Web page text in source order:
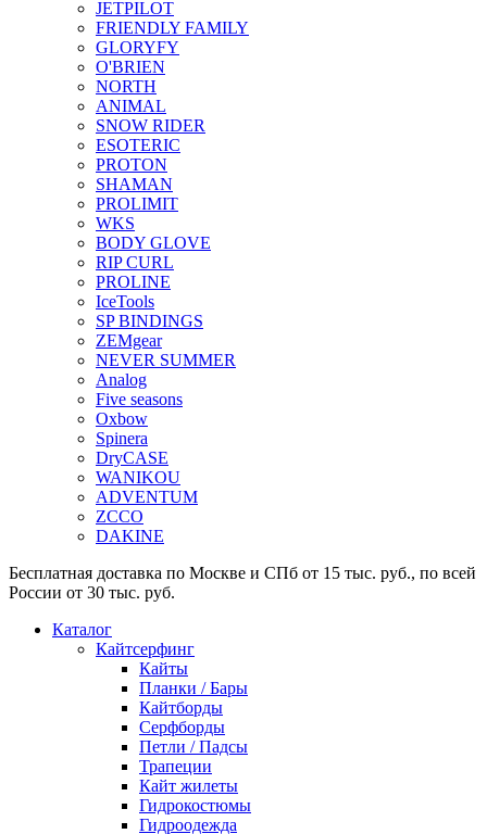
JETPILOT
FRIENDLY FAMILY
GLORYFY
O'BRIEN
NORTH
ANIMAL
SNOW RIDER
ESOTERIC
PROTON
SHAMAN
PROLIMIT
WKS
BODY GLOVE
RIP CURL
PROLINE
IceTools
SP BINDINGS
ZEMgear
NEVER SUMMER
Analog
Five seasons
Oxbow
Spinera
DryCASE
WANIKOU
ADVENTUM
ZCCO
DAKINE
Бесплатная доставка по Москве и СПб от 15 тыс. руб., по всей
России от 30 тыс. руб.
Каталог
Кайтсерфинг
Кайты
Планки / Бары
Кайтборды
Серфборды
Петли / Падсы
Трапеции
Кайт жилеты
Гидрокостюмы
Гидроодежда